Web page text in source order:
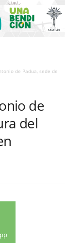
de Padua, sede de
de
del